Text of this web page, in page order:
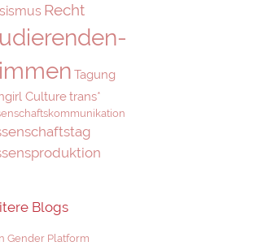
Recht
Tagung
Culturetrans*
Blogs
Gender Platform